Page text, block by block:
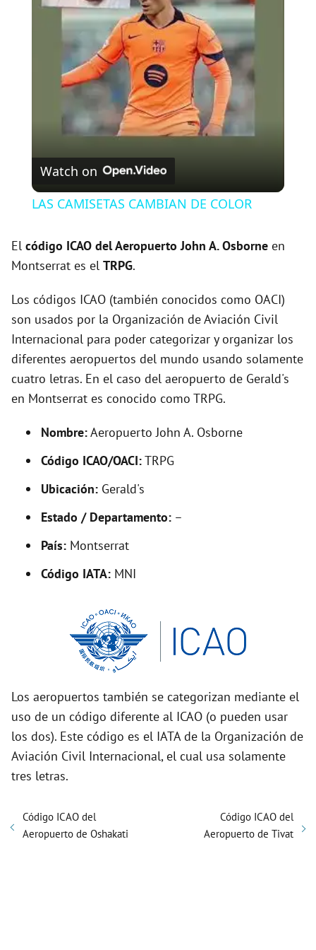
l
a
y
V
i
d
o
Watch on
LAS CAMISETAS CAMBIAN DE COLOR
El código ICAO delAeropuerto John A. Osborne en
Montserrat es el TRPG.
Los códigos ICAO (también conocidos como OACI)
son usados por la Organización de Aviación Civil
Internacional para poder categorizar y organizar los
diferentes aeropuertos del mundo usando solamente
cuatro letras. En el caso del aeropuerto de Gerald's
en Montserrat es conocido como TRPG.
Nombre:Aeropuerto John A. Osborne
Código ICAO/OACI:TRPG
Ubicación: Gerald's
Estado / Departamento: –
País: Montserrat
Código IATA: MNI
Los aeropuertos también se categorizan mediante el
uso de un código diferente al ICAO (o pueden usar
los dos). Este código es el IATA de la Organización de
Aviación Civil Internacional, el cual usa solamente
tres letras.
Código ICAO del
Aeropuerto de Oshakati
Código ICAO del
Aeropuerto de Tivat